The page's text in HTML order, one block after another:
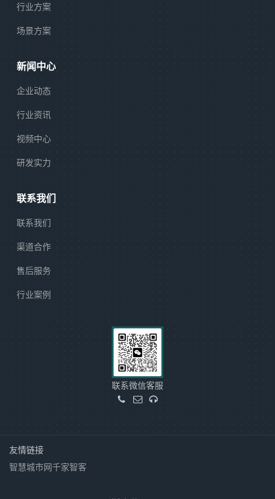
行业方案
场景方案
新闻中心
企业动态
行业资讯
视频中心
研发实力
联系我们
联系我们
渠道合作
售后服务
行业案例
联系微信客服
友情链接
智慧城市网千家智客